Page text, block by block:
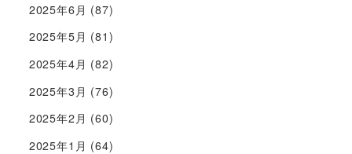
2025年6月 (87)
2025年5月 (81)
2025年4月 (82)
2025年3月 (76)
2025年2月 (60)
2025年1月 (64)